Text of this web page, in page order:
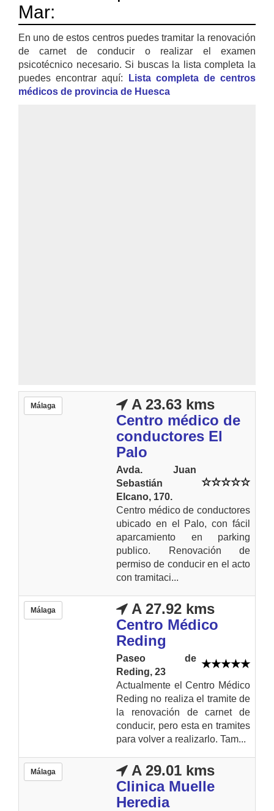
Mar:
En uno de estos centros puedes tramitar la renovación
de carnet de conducir o realizar el examen
psicotécnico necesario. Si buscas la lista completa la
puedes encontrar aquí:
Lista completa de centros
médicos de provincia de Huesca
Málaga
A 23.63 kms
Centro médico de
conductores El
Palo
Avda. Juan
Sebastián
Elcano, 170.
Centro médico de conductores
ubicado en el Palo, con fácil
aparcamiento en parking
publico. Renovación de
permiso de conducir en el acto
con tramitaci...
Málaga
A 27.92 kms
Centro Médico
Reding
Paseo de
Reding, 23
Actualmente el Centro Médico
Reding no realiza el tramite de
la renovación de carnet de
conducir, pero esta en tramites
para volver a realizarlo. Tam...
Málaga
A 29.01 kms
Clinica Muelle
Heredia